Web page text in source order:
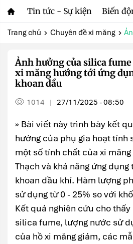
Tin tức - Sự kiện Biến
Trang chủ Chuyên đề xi măng
Ảnh hưởng của silica
xi măng hướng tới ứng
khoan dầu
1014 | 27/11/2025 - 08:50
» Bài viết này trình bày kết
hưởng của phụ gia hoạt tính
một số tính chất của xi
Thạch và khả năng ứng
khoan dầu khí. Hàm lượng
sử dụng từ 0 - 25% so với
Kết quả nghiên cứu cho
silica fume, lượng nước sử
của hồ xi măng giảm, các